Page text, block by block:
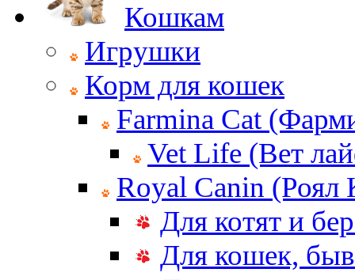
Кошкам
Игрушки
Корм для кошек
Farmina Cat
Vet Life (Вет
Royal Canin (Роял
Для котят и
Для кошек,